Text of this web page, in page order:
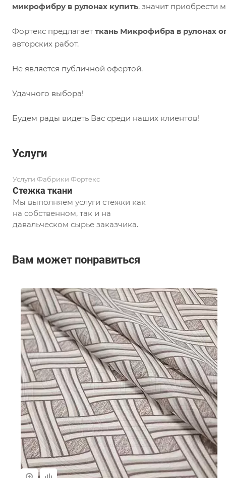
микрофибру в рулонах купить, значит приобрести
Фортекс предлагает ткань Микрофибра в рулонах
авторских работ.
Не является публичной офертой.
Удачного выбора!
Будем рады видеть Вас среди наших клиентов!
Услуги
Услуги Фабрики Фортекс
Стежка ткани
Мы выполняем услуги стежки как
на собственном, так и на
давальческом сырье заказчика.
Вам может понравиться